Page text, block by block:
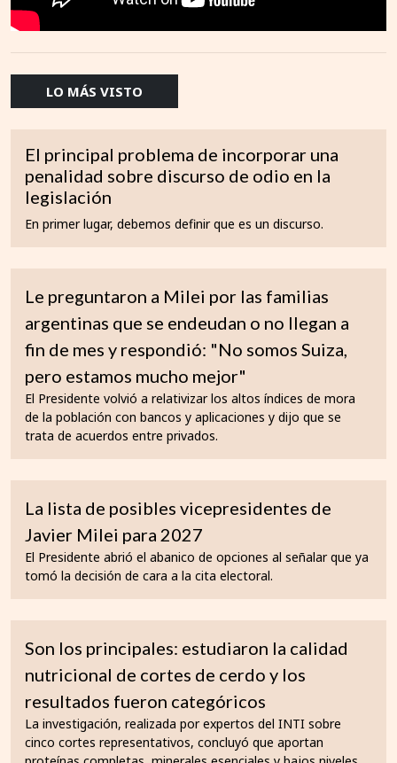
LO MÁS VISTO
El principal problema de incorporar una
penalidad sobre discurso de odio en la
legislación
En primer lugar, debemos definir que es un discurso.
Le preguntaron a Milei por las familias
argentinas que se endeudan o no llegan a
fin de mes y respondió: "No somos Suiza,
pero estamos mucho mejor"
El Presidente volvió a relativizar los altos índices de mora
de la población con bancos y aplicaciones y dijo que se
trata de acuerdos entre privados.
La lista de posibles vicepresidentes de
Javier Milei para 2027
El Presidente abrió el abanico de opciones al señalar que ya
tomó la decisión de cara a la cita electoral.
Son los principales: estudiaron la calidad
nutricional de cortes de cerdo y los
resultados fueron categóricos
La investigación, realizada por expertos del INTI sobre
cinco cortes representativos, concluyó que aportan